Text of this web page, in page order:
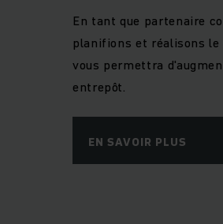
En tant que partenaire
planifions et réalisons le
vous permettra
entrepôt.
EN SAVOIR PLUS